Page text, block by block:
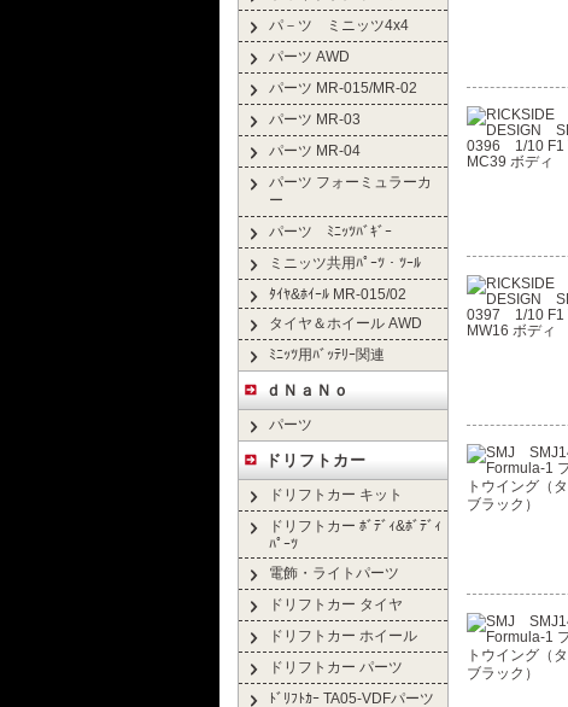
パ－ツ ミニッツ4x4
パーツ AWD
パーツ MR-015/MR-02
パーツ MR-03
パーツ MR-04
パーツ フォーミュラーカ
ー
パーツ ﾐﾆｯﾂﾊﾞｷﾞｰ
ミニッツ共用ﾊﾟｰﾂ・ﾂｰﾙ
ﾀｲﾔ&ﾎｲｰﾙ MR-015/02
タイヤ＆ホイール AWD
ﾐﾆｯﾂ用ﾊﾞｯﾃﾘｰ関連
ｄＮａＮｏ
パーツ
ドリフトカー
ドリフトカー キット
ドリフトカー ﾎﾞﾃﾞｨ&ﾎﾞﾃﾞｨ
ﾊﾟｰﾂ
電飾・ライトパーツ
ドリフトカー タイヤ
ドリフトカー ホイール
ドリフトカー パーツ
ﾄﾞﾘﾌﾄｶｰ TA05-VDFパーツ